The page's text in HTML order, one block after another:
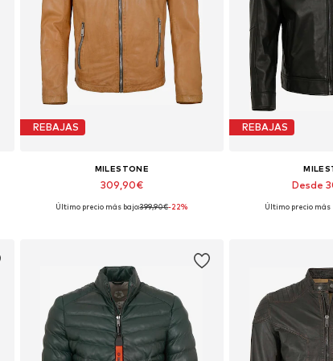
REBAJAS
MILESTONE
309,90€
Tallas disponibles: S, M, L, XL, XXL, XXXL
Último precio más bajo:399,90€-22%
REBAJAS
Desde
Tallas
Último precio más